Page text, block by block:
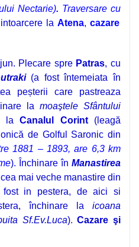
Nectarie). Traversare cu
la Atena, cazare
Plecare spre Patras, cu
(a fost întemeiata în
peșterii care pastreaza
la moaştele Sfântului
laCanalul Corint(leagă
de Golful Saronic din
1881 – 1893, are 6,3 km
). Închinare în Manastirea
mai veche manastire din
in pestera, de aici si
închinare la icoana
Sf.Ev.Luca).Cazare şi